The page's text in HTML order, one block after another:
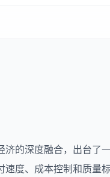
的深度融合，出台了
度、成本控制和质量